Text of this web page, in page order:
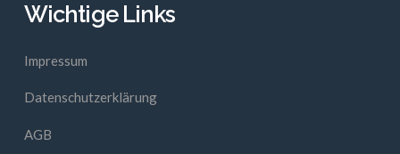
Wichtige Links
Impressum
Datenschutzerklärung
AGB